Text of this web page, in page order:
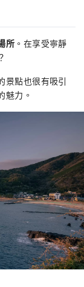
所 。在享受寧靜
景點也很有吸引
魅力。